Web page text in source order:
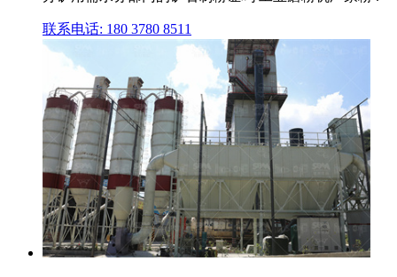
联系电话: 180 3780 8511